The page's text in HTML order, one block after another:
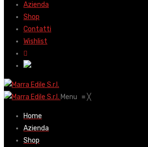
Azienda
Shop
Contatti
Wishlist
Menu ≡╳
Home
Azienda
Shop